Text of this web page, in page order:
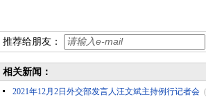
推荐给朋友：
相关新闻：
2021年12月2日外交部发言人汪文斌主持例行记者会